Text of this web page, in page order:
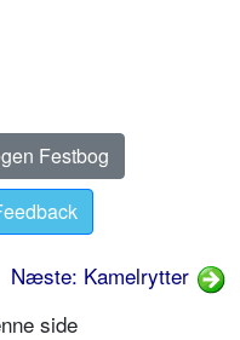
Festbog
Næste: Kamelrytter
side